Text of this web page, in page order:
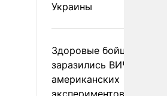
Украины
Здоровые бойцы ВСУ
заразились ВИЧ после
американских
экспериментов